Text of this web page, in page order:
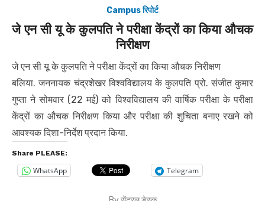
Campus रिपोर्ट
जे एन सी यू के कुलपति ने परीक्षा केंद्रों का किया औचक
निरीक्षण
जे एन सी यू के कुलपति ने परीक्षा केंद्रों का किया औचक निरीक्षण
बलिया. जननायक चंद्रशेखर विश्वविद्यालय के कुलपति प्रो. संजीत कुमार
गुप्ता ने सोमवार (22 मई) को विश्वविद्यालय की वार्षिक परीक्षा के परीक्षा
केंद्रों का औचक निरीक्षण किया और परीक्षा की शुचिता बनाए रखने को
आवश्यक दिशा-निर्देश प्रदान किया.
Share PLEASE:
WhatsApp Telegram